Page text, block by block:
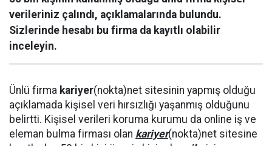
verileriniz çalındı, açıklamalarında bulundu.
Sizlerinde hesabı bu firma da kayıtlı olabilir
inceleyin.
Ünlü firma kariyer(nokta)net sitesinin yapmış olduğu
açıklamada kişisel veri hırsızlığı yaşanmış olduğunu
belirtti. Kişisel verileri koruma kurumu da online iş ve
eleman bulma firması olan kariyer(nokta)net sitesine